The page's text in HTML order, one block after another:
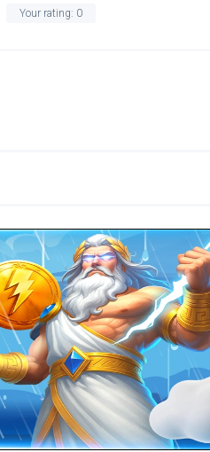
Your rating: 0